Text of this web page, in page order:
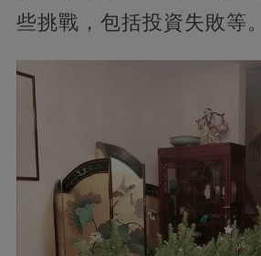
些挑戰，包括投資失敗等。